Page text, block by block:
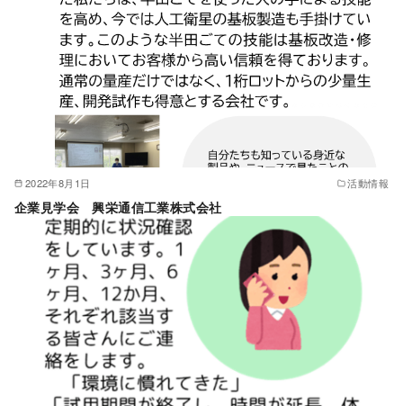
2022年8月1日 活動情報
企業見学会 興栄通信工業株式会社